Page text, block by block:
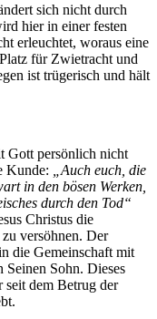
sich nicht durch
hier in einer festen
erleuchtet, woraus eine
für Zwietracht und
ist trügerisch und hält
Gott persönlich nicht
Kunde:
„Auch euch, die
in den bösen Werken,
durch den Tod“
Christus die
versöhnen. Der
die Gemeinschaft mit
Seinen Sohn. Dieses
seit dem Betrug der